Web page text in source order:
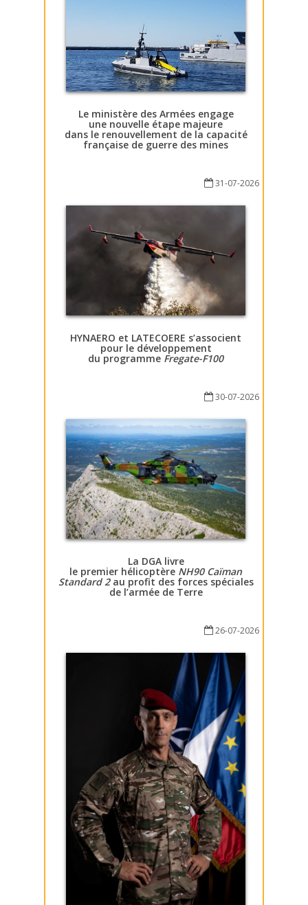
Le ministère des Armées engage
une nouvelle étape majeure
dans le renouvellement de la capacité
française de guerre des mines
31-07-2026
HYNAERO et LATECOERE s’associent
pour le développement
du programme Fregate-F100
30-07-2026
La DGA livre
le premier hélicoptère NH90 Caïman
Standard 2au profit des forces spéciales
de l’armée de Terre
26-07-2026